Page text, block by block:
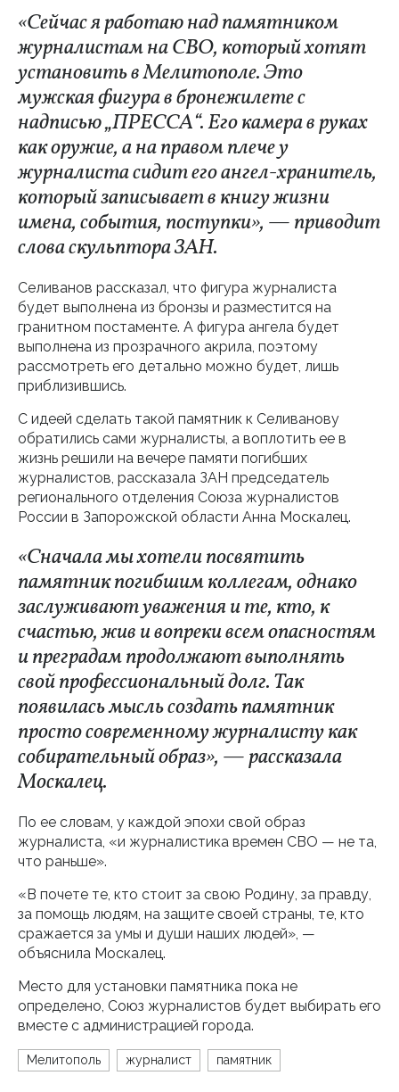
«Сейчас я работаю над памятником
журналистам на СВО, который хотят
установить в Мелитополе. Это
мужская фигура в бронежилете с
надписью „ПРЕССА“. Его камера в руках
как оружие, а на правом плече у
журналиста сидит его ангел-хранитель,
который записывает в книгу жизни
имена, события, поступки», — приводит
слова скульптора ЗАН.
Селиванов рассказал, что фигура журналиста
будет выполнена из бронзы и разместится на
гранитном постаменте. А фигура ангела будет
выполнена из прозрачного акрила, поэтому
рассмотреть его детально можно будет, лишь
приблизившись.
С идеей сделать такой памятник к Селиванову
обратились сами журналисты, а воплотить ее в
жизнь решили на вечере памяти погибших
журналистов, рассказала ЗАН председатель
регионального отделения Союза журналистов
России в Запорожской области Анна Москалец.
«Сначала мы хотели посвятить
памятник погибшим коллегам, однако
заслуживают уважения и те, кто, к
счастью, жив и вопреки всем опасностям
и преградам продолжают выполнять
свой профессиональный долг. Так
появилась мысль создать памятник
просто современному журналисту как
собирательный образ», — рассказала
Москалец.
По ее словам, у каждой эпохи свой образ
журналиста, «и журналистика времен СВО — не та,
что раньше».
«В почете те, кто стоит за свою Родину, за правду,
за помощь людям, на защите своей страны, те, кто
сражается за умы и души наших людей», —
объяснила Москалец.
Место для установки памятника пока не
определено, Союз журналистов будет выбирать его
вместе с администрацией города.
Мелитополь журналист памятник